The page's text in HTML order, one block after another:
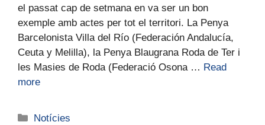
el passat cap de setmana en va ser un bon
exemple amb actes per tot el territori. La Penya
Barcelonista Villa del Río (Federación Andalucía,
Ceuta y Melilla), la Penya Blaugrana Roda de Ter i
les Masies de Roda (Federació Osona … Read
more
Notícies